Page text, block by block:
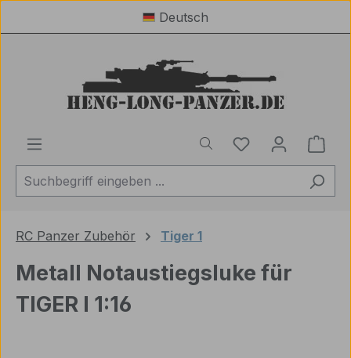
Zum Hauptinhalt springenDeutsch
Du hast 0
RC Panzer Zubehör Tiger 1
Metall Notaustiegsluke für
TIGER I 1:16